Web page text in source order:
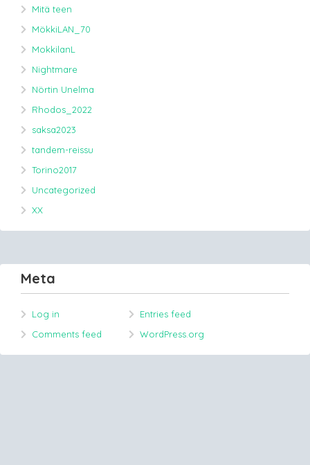
Mitä teen
MökkiLAN_70
MokkilanL
Nightmare
Nörtin Unelma
Rhodos_2022
saksa2023
tandem-reissu
Torino2017
Uncategorized
XX
Meta
Log in
Entries feed
Comments feed
WordPress.org